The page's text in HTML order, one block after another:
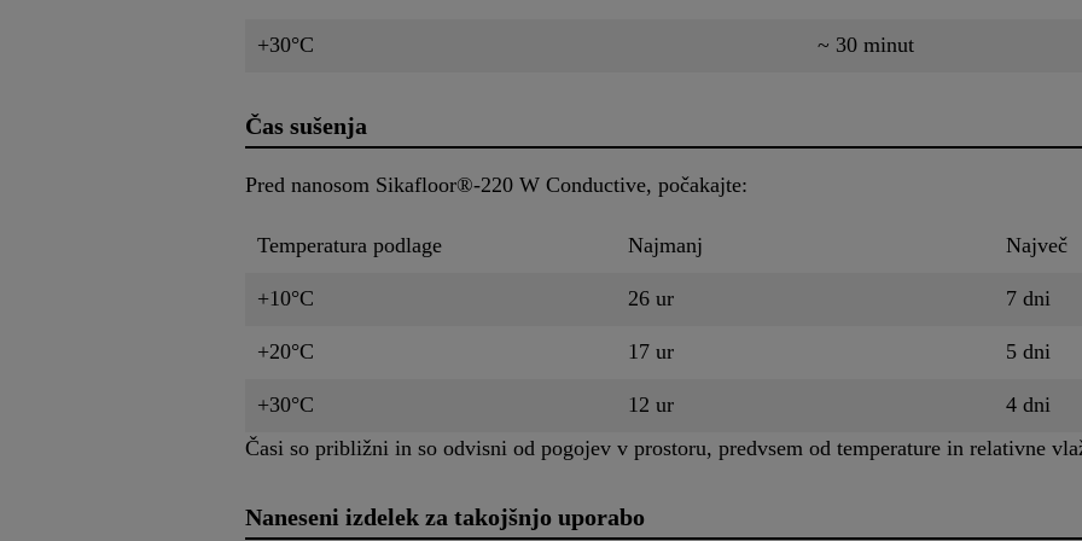
+30°C ~ 30 minut
Čas sušenja
Pred nanosom Sikafloor®-220 W Conductive, počakajte:
Temperatura podlage Najmanj Največ
+10°C 26 ur 7 dni
+20°C 17 ur 5 dni
+30°C 12 ur
4 dni
Časi so približni in so odvisni od pogojev v prostoru, predvsem od temperature in relativne
Naneseni izdelek za takojšnjo uporabo